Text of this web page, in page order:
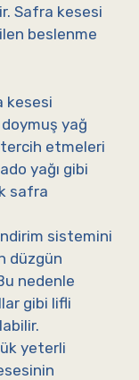
Safra kesesi
beslenme
kesesi
doymuş yağ
tercih etmeleri
yağı gibi
safra
sistemini
düzgün
nedenle
gibi lifli
yeterli